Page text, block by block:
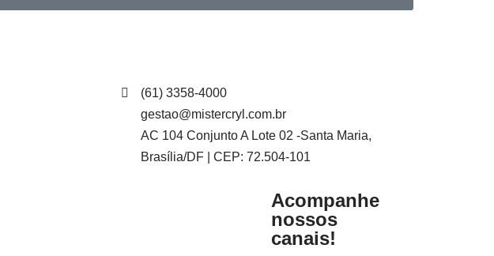
(61) 3358-4000
gestao@mistercryl.com.br
AC 104 Conjunto A Lote 02 -Santa Maria,
Brasília/DF | CEP: 72.504-101
Acompanhe
nossos
canais!